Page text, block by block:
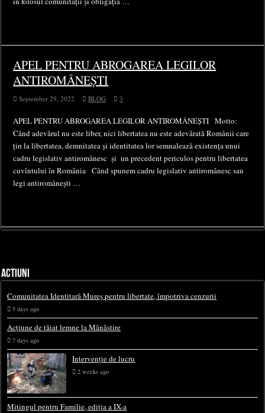
APEL PENTRU ABROGAREA LEGILOR
ANTIROMÂNEȘTI
September 29, 2022 BLOG 3
APEL PENTRU ABROGAREA LEGILOR ANTIROMÂNEȘTI Motto:
Când adevărul nu este liber, nici libertatea nu este adevărată Românii care
țin la libertatea, demnitatea și identitatea lor semnalează existența unui
cadru legislativ antiromânesc și un precedent periculos pentru libertatea
cuvîntului în România Când spunem cadru legislativ antiromânesc sau
legi antiromânești …
ACTIUNI
Comunitatea Identitară Mureș pentru libertate, împotriva cenzurii
5 days ago
Acțiune de tăiat lemne la Mănăstire
7 days ago
Intervenție de lucru
2 weeks ago
Mitingul pentru Familie, ediția a IX-a